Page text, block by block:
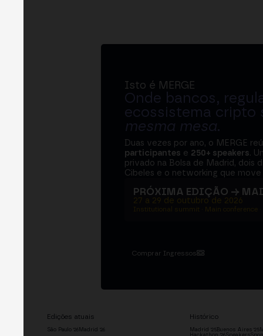
Isto é MERGE
Onde bancos,
ecossistema cripto
mesma mesa.
Duas vezes por ano, o MERGE
participantes e 250+ speakers.
privado na Bolsa de Madrid, dois
Cibeles e o networking que move
PRÓXIMA EDIÇÃO →
27 a 29 de outubro de 2026
Institutional summit · Main conference
Comprar Ingressos
Edições atuais
São Paulo '26 Madrid '26
Histórico
Madrid '25Buenos Aires '25